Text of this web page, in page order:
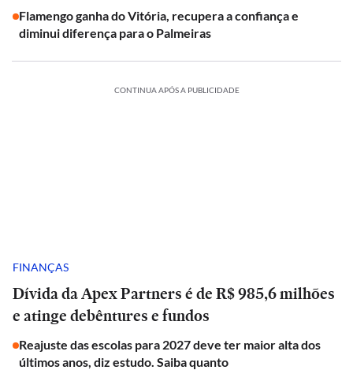
Flamengo ganha do Vitória, recupera a confiança e
diminui diferença para o Palmeiras
CONTINUA APÓS A PUBLICIDADE
FINANÇAS
Dívida da Apex Partners é de R$ 985,6 milhões
e atinge debêntures e fundos
Reajuste das escolas para 2027 deve ter maior alta dos
últimos anos, diz estudo. Saiba quanto